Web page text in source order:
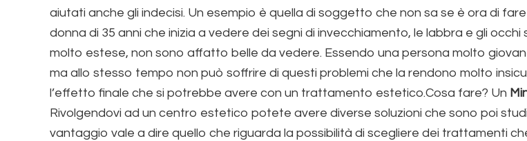
aiutati anche gli indecisi. Un esempio è quella di soggetto che non sa se è ora di
donna di 35 anni che inizia a vedere dei segni di invecchiamento, le labbra e gli
molto estese, non sono affatto belle da vedere. Essendo una persona molto
ma allo stesso tempo non può soffrire di questi problemi che la rendono molto
l’effetto finale che si potrebbe avere con un trattamento estetico.Cosa fare? Un
Rivolgendovi ad un centro estetico potete avere diverse soluzioni che sono poi
vantaggio vale a dire quello che riguarda la possibilità di scegliere dei trattamenti